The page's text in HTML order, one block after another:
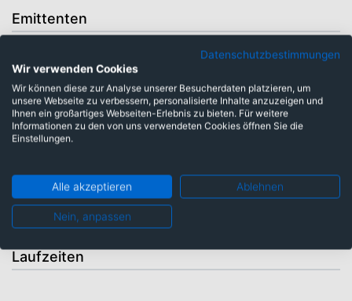
Emittenten
Unternehmensanleihen: 67,97%
Bankschuldverschreibung: 16,30%
Staatsanleihen u. öffentl.Anleihen: 1,50%
staatl. Unternehmensanleihen: 0,87%
supranationale Anleihen: 0,85%
Laufzeiten
Datenschutzbestimmungen
Wir verwenden Cookies
Wir können diese zur Analyse unserer Besucherdaten platzieren, um
unsere Webseite zu verbessern, personalisierte Inhalte anzuzeigen und
Ihnen ein großartiges Webseiten-Erlebnis zu bieten. Für weitere
Informationen zu den von uns verwendeten Cookies öffnen Sie die
Einstellungen.
Alle akzeptieren Ablehnen
Nein, anpassen